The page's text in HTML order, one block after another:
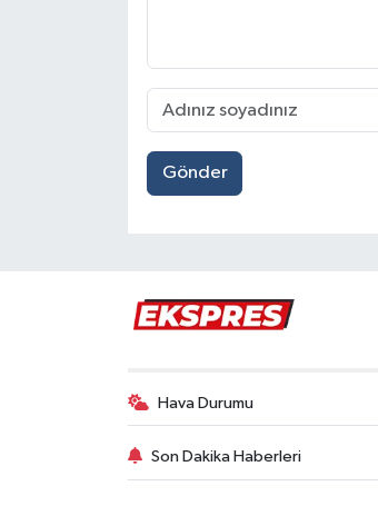
Gönder
Hava Durumu
Son Dakika Haberleri